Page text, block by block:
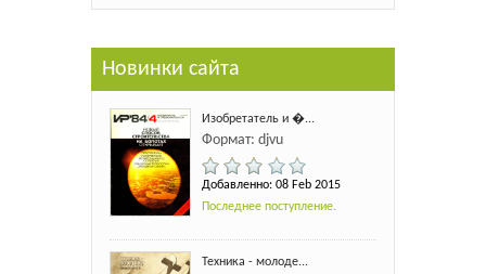
Новинки сайта
Изобретатель и �...
Формат: djvu
Добавленно: 08 Feb 2015
Последнее поступление.
Техника - молоде...